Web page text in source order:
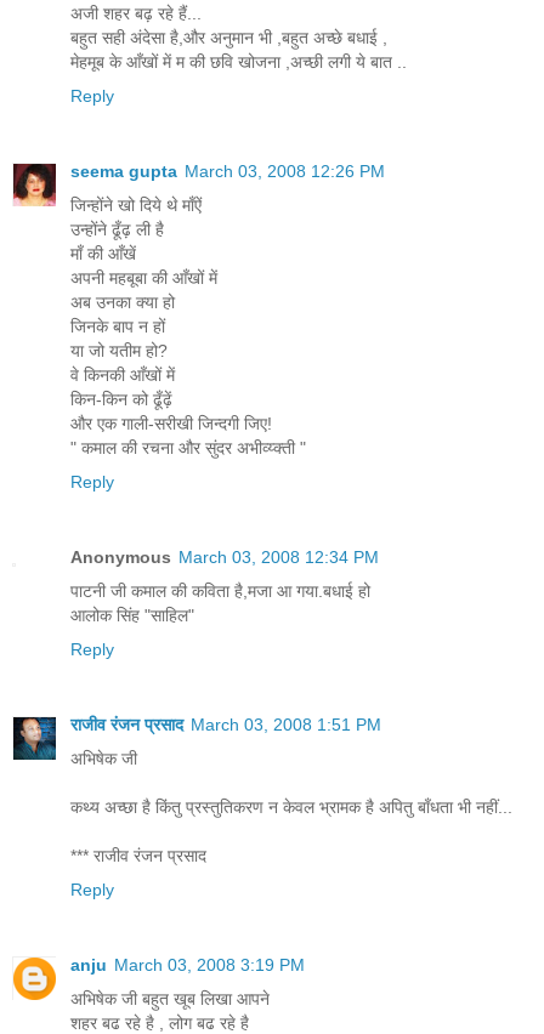
अजी शहर बढ़ रहे हैं...
बहुत सही अंदेसा है,और अनुमान भी ,बहुत अच्छे बधाई ,
मेहमूब के आँखों में म की छवि खोजना ,अच्छी लगी ये बात ..
Reply
seema gupta March 03, 2008 12:26 PM
जिन्होंने खो दिये थे माँऐं
उन्होंने ढूँढ़ ली है
माँ की आँखें
अपनी महबूबा की आँखों में
अब उनका क्या हो
जिनके बाप न हों
या जो यतीम हो?
वे किनकी आँखों में
किन-किन को ढूँढ़ें
और एक गाली-सरीखी जिन्दगी जिए!
" कमाल की रचना और सुंदर अभीव्य्क्ती "
Reply
Anonymous March 03, 2008 12:34 PM
पाटनी जी कमाल की कविता है,मजा आ गया.बधाई हो
आलोक सिंह "साहिल"
Reply
राजीव रंजन प्रसाद March 03, 2008 1:51 PM
अभिषेक जी
कथ्य अच्छा है किंतु प्रस्तुतिकरण न केवल भ्रामक है अपितु बाँधता भी नहीं...
*** राजीव रंजन प्रसाद
Reply
anju March 03, 2008 3:19 PM
अभिषेक जी बहुत खूब लिखा आपने
शहर बढ रहे है , लोग बढ रहे है